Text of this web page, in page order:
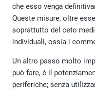
che esso venga
Queste misure, oltre
soprattutto del ceto
individuali, ossia i
Un altro passo molto
può fare, è il
periferiche; senza